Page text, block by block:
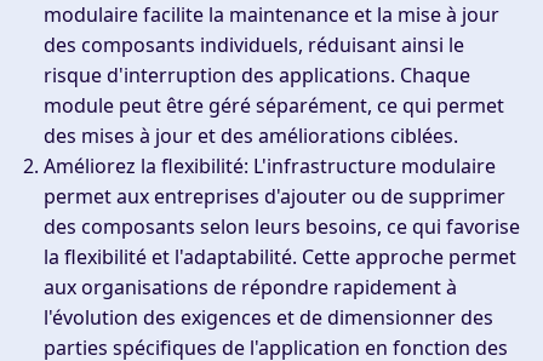
modulaire facilite la maintenance et la mise à jour
des composants individuels, réduisant ainsi le
risque d'interruption des applications. Chaque
module peut être géré séparément, ce qui permet
des mises à jour et des améliorations ciblées.
Améliorez la flexibilité: L'infrastructure modulaire
permet aux entreprises d'ajouter ou de supprimer
des composants selon leurs besoins, ce qui favorise
la flexibilité et l'adaptabilité. Cette approche permet
aux organisations de répondre rapidement à
l'évolution des exigences et de dimensionner des
parties spécifiques de l'application en fonction des